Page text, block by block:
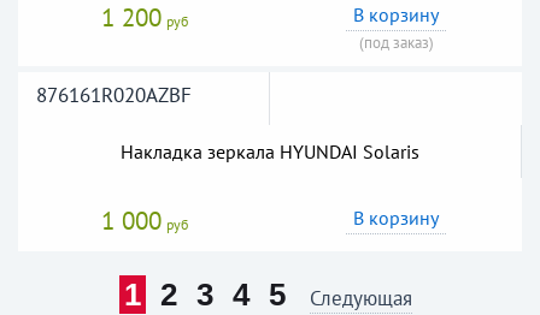
1 200 руб В корзину
(под заказ)
876161R020AZBF
Накладка зеркала HYUNDAI Solaris
1 000 руб В корзину
1 2 3 4 5 Следующая